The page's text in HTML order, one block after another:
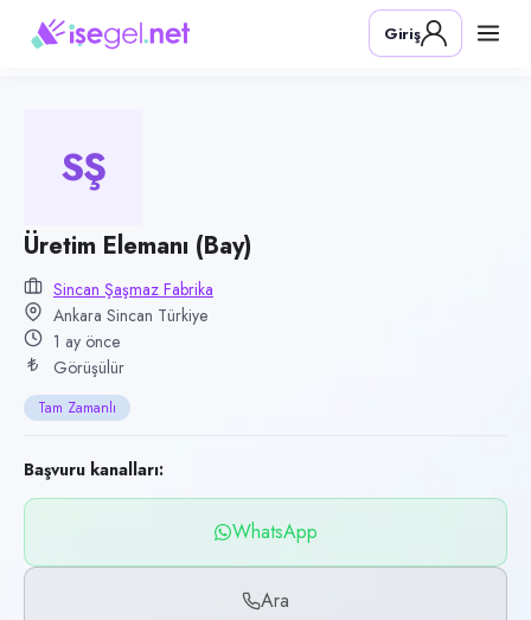
Pozisyon
Üretim Elemanı (Bay)
Kategori
Üretim & İmalat
Konum
Sincan, Ankara
Çalışma şekli
Tam Zamanlı · Ofis
Yayın tarihi
25 Haziran 2026
Son geçerlilik
23 Eylül 2026
WhatsApp, Telefon
Giriş
SŞ
Üretim Elemanı (Bay)
Sincan Şaşmaz Fabrika
Ankara Sincan Türkiye
1 ay önce
Görüşülür
Tam Zamanlı
Başvuru kanalları:
WhatsApp
Ara